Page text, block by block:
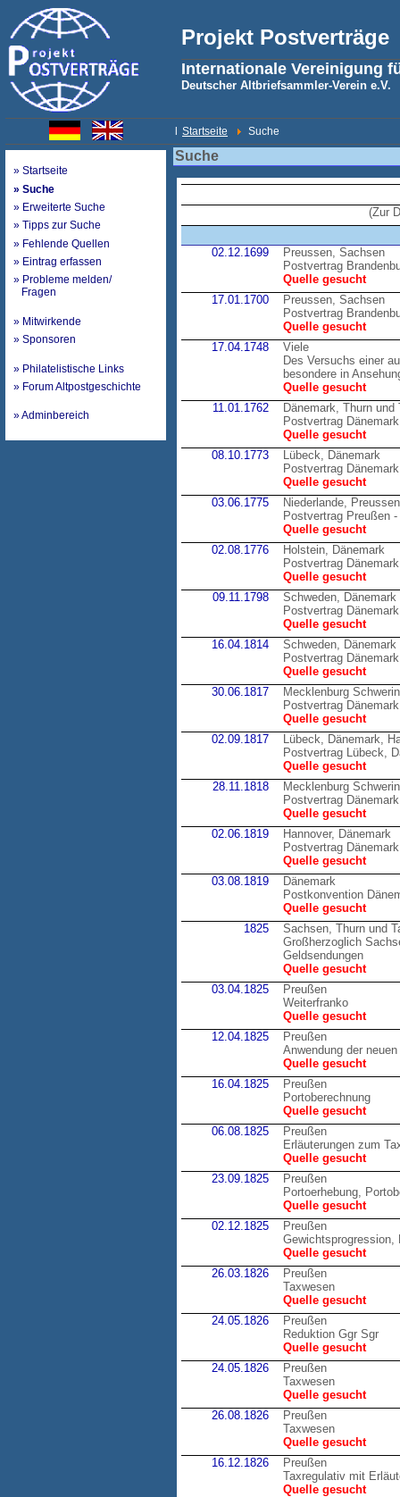
Projekt Postverträge
Internationale Vereinigung
Deutscher Altbriefsammler-Verein e.V.
Startseite Suche
» Startseite
» Suche
» Erweiterte Suche
» Tipps zur Suche
» Fehlende Quellen
» Eintrag erfassen
» Probleme melden/
Fragen
» Mitwirkende
» Sponsoren
» Philatelistische Links
» Forum Altpostgeschichte
» Adminbereich
Suche
(Zur
02.12.1699
Preussen, Sachsen
Postvertrag
Quelle gesucht
17.01.1700
Preussen, Sachsen
Postvertrag
Quelle gesucht
17.04.1748
Viele
Des Versuchs einer
besondere in
Quelle gesucht
11.01.1762
Dänemark, Thurn und
Postvertrag
Quelle gesucht
08.10.1773
Lübeck, Dänemark
Postvertrag
Quelle gesucht
03.06.1775
Niederlande, Preussen
Postvertrag Preußen
Quelle gesucht
02.08.1776
Holstein, Dänemark
Postvertrag
Quelle gesucht
09.11.1798
Schweden, Dänemark
Postvertrag
Quelle gesucht
16.04.1814
Schweden, Dänemark
Postvertrag
Quelle gesucht
30.06.1817
Mecklenburg
Postvertrag
Quelle gesucht
02.09.1817
Lübeck, Dänemark,
Postvertrag Lübeck,
Quelle gesucht
28.11.1818
Mecklenburg
Postvertrag
Quelle gesucht
02.06.1819
Hannover, Dänemark
Postvertrag
Quelle gesucht
03.08.1819
Dänemark
Postkonvention
Quelle gesucht
1825
Sachsen, Thurn und
Großherzoglich
Geldsendungen
Quelle gesucht
03.04.1825
Preußen
Weiterfranko
Quelle gesucht
12.04.1825
Preußen
Anwendung der
Quelle gesucht
16.04.1825
Preußen
Portoberechnung
Quelle gesucht
06.08.1825
Preußen
Erläuterungen zum
Quelle gesucht
23.09.1825
Preußen
Portoerhebung,
Quelle gesucht
02.12.1825
Preußen
Gewichtsprogression,
Quelle gesucht
26.03.1826
Preußen
Taxwesen
Quelle gesucht
24.05.1826
Preußen
Reduktion Ggr Sgr
Quelle gesucht
24.05.1826
Preußen
Taxwesen
Quelle gesucht
26.08.1826
Preußen
Taxwesen
Quelle gesucht
16.12.1826
Preußen
Taxregulativ mit
Quelle gesucht